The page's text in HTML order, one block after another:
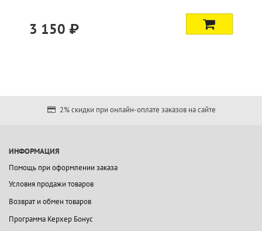
3 150 ₽
2% скидки при онлайн-оплате заказов на сайте
ИНФОРМАЦИЯ
Помощь при оформлении заказа
Условия продажи товаров
Возврат и обмен товаров
Программа Керхер Бонус